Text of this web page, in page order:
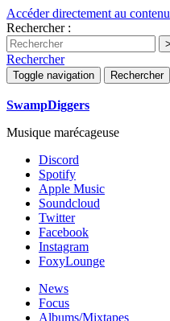
Accéder directement au contenu
Rechercher :
Rechercher
Toggle navigation Rechercher
SwampDiggers
Musique marécageuse
Discord
Spotify
Apple Music
Soundcloud
Twitter
Facebook
Instagram
FoxyLounge
News
Focus
Albums/Mixtapes